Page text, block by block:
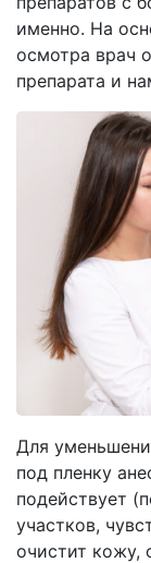
именно. На
осмотра врач
препарата и
Для
под пленку
подействует
участков,
очистит кожу,